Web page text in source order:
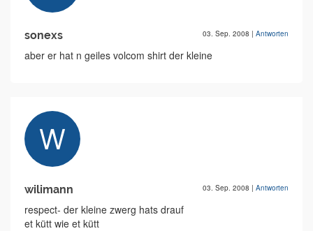
sonexs 03. Sep. 2008 | Antworten
aber er hat n geiles volcom shirt der kleine
wilimann 03. Sep. 2008 | Antworten
respect- der kleine zwerg hats drauf
et kütt wie et kütt